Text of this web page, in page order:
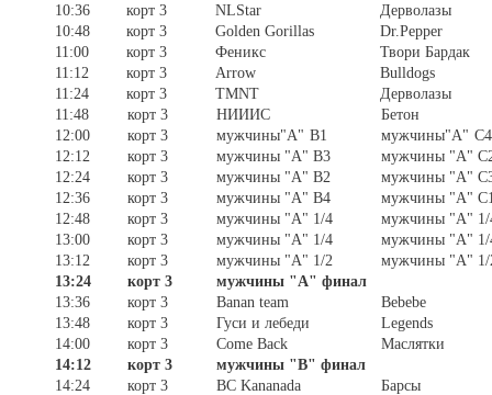
10:36
корт 3 NLStar
Дерволазы
10:48
корт 3 Golden Gorillas
Dr.Pepper
11:00
корт 3 Феникс
Твори Бардак
11:12
корт 3 Arrow
Bulldogs
11:24
корт 3 TMNT
Дерволазы
11:48
корт 3 НИИИС
Бетон
12:00
корт 3 мужчины"А" B1
мужчины"А"
12:12
корт 3 мужчины "А" B3
мужчины "А"
12:24
корт 3 мужчины "А" B2
мужчины "А"
12:36
корт 3 мужчины "А" B4
мужчины "А"
12:48
корт 3 мужчины "А" 1/4
мужчины "А" 1/
13:00
корт 3 мужчины "А" 1/4
мужчины "А" 1/
13:12
корт 3 мужчины "А" 1/2
мужчины "А"
13:24
корт 3
мужчины "А" финал
13:36
корт 3 Banan team
Bebebe
13:48
корт 3 Гуси и лебеди
Legends
14:00
корт 3 Come Back
Маслятки
14:12
корт 3
мужчины "В" финал
14:24
корт 3 BC Kananada
Барсы